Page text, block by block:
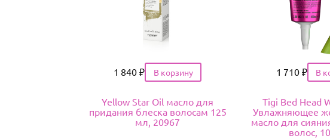
Цена
1 840 ₽
Yellow Star Oil масло для
придания блеска волосам 125
мл, 20967
Цена
1 710 ₽
Tigi Bed Head
Увлажняющее
масло для
волос,